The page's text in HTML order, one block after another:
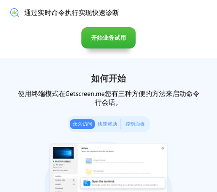
通过实时命令执行实现快速诊断
开始业务试用
如何开始
使用终端模式在Getscreen.me您有三种方便的方法来启动命令
行会话。
永久访问 快速帮助 控制面板